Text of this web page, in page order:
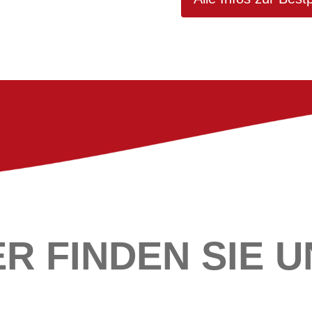
FINDEN SIE